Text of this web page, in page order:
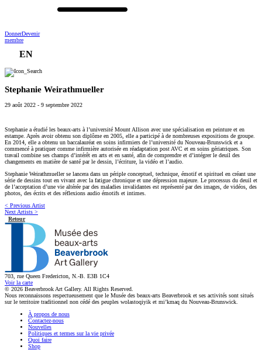
DonnerDevenir
membre
EN
Stephanie Weirathmueller
29 août 2022 - 9 septembre 2022
Stephanie a étudié les beaux-arts à l’université Mount Allison avec une spécialisation en peinture et en
estampe. Après avoir obtenu son diplôme en 2005, elle a participé à de nombreuses expositions de groupe.
En 2014, elle a obtenu un baccalauréat en soins infirmiers de l’université du Nouveau-Brunswick et a
commencé à pratiquer comme infirmière autorisée en réadaptation post AVC et en soins gériatriques. Son
travail combine ses champs d’intérêt en arts et en santé, afin de comprendre et d’intégrer le deuil des
changements en matière de santé par le dessin, l’écriture, la vidéo et l’audio.
Stephanie Weirathmueller se lancera dans un périple conceptuel, technique, émotif et spirituel en créant une
série de dessins tout en vivant avec la fatigue chronique et une dépression majeure. Le processus du deuil et
de l’acceptation d’une vie altérée par des maladies invalidantes est représenté par des images, de vidéos, des
photos, des écrits et des réflexions audio émotifs et intimes.
< Previous Artist
Next Artists >
Retour
703, rue Queen Fredericton, N.-B. E3B 1C4
Voir la carte
© 2026 Beaverbrook Art Gallery. All Rights Reserved.
Nous reconnaissons respectueusement que le Musée des beaux-arts Beaverbrook et ses activités sont situés
sur le territoire traditionnel non cédé des peuples wolastoqiyik et mi’kmaq du Nouveau-Brunswick.
À propos de nous
Contactez-nous
Nouvelles
Politiques et termes sur la vie privée
Quoi faire
Shop